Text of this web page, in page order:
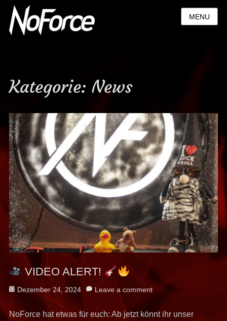
MENU
Kategorie: News
VIDEO ALERT!
Posted
Dezember 24, 2024 Leave a comment
NoForce hat etwas für euch: Ab jetzt könnt ihr unser